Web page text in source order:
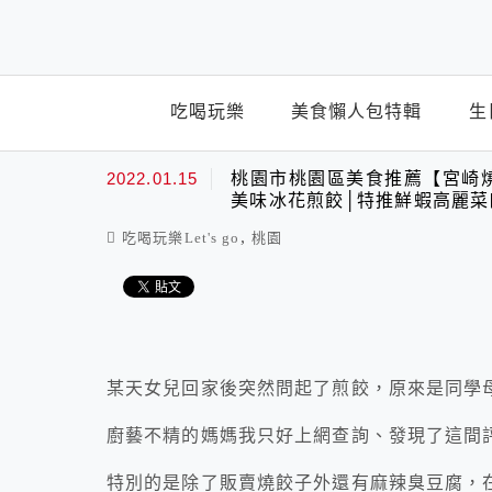
吃喝玩樂 美食懶人包特輯 生
2022.01.15
桃園市桃園區美食推薦【宮崎
美味冰花煎餃│特推鮮蝦高麗
吃喝玩樂Let's go , 桃園
某天女兒回家後突然問起了煎餃，原來是同學
廚藝不精的媽媽我只好上網查詢、發現了這間
特別的是除了販賣燒餃子外還有麻辣臭豆腐，